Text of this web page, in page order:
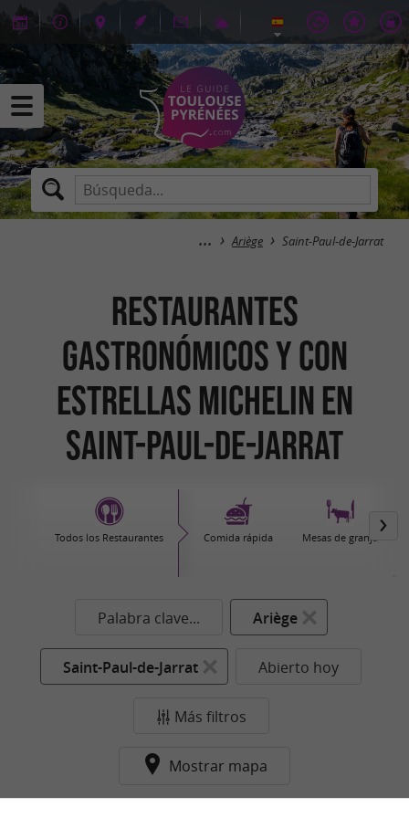
Ariège Saint-Paul-de-Jarrat
Restaurantes
gastronómicos y con
estrellas Michelin en
Saint-Paul-de-Jarrat
Todos los Restaurantes Comida rápida Mesas de granja
Palabra clave... Ariège
Saint-Paul-de-Jarrat Abierto hoy
Más filtros
Mostrar mapa